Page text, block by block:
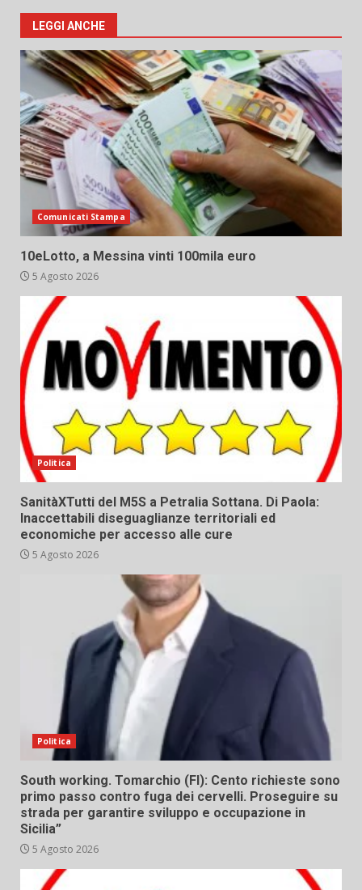
LEGGI ANCHE
Comunicati Stampa
10eLotto, a Messina vinti 100mila euro
5 Agosto 2026
Politica
SanitàXTutti del M5S a Petralia Sottana. Di Paola:
Inaccettabili diseguaglianze territoriali ed
economiche per accesso alle cure
5 Agosto 2026
Politica
South working. Tomarchio (FI): Cento richieste sono
primo passo contro fuga dei cervelli. Proseguire su
strada per garantire sviluppo e occupazione in
Sicilia”
5 Agosto 2026